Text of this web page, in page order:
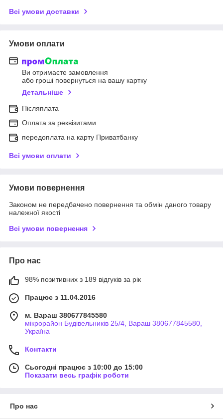
Всі умови доставки
Умови оплати
Ви отримаєте замовлення
або гроші повернуться на вашу картку
Детальніше
Післяплата
Оплата за реквізитами
передоплата на карту Приватбанку
Всі умови оплати
Умови повернення
Законом не передбачено повернення та обмін даного товару
належної якості
Всі умови повернення
Про нас
98% позитивних з 189 відгуків за рік
Працює з 11.04.2016
м. Вараш 380677845580
мікрорайон Будівельників 25/4, Вараш 380677845580,
Україна
Контакти
Сьогодні працює з 10:00 до 15:00
Показати весь графік роботи
Про нас